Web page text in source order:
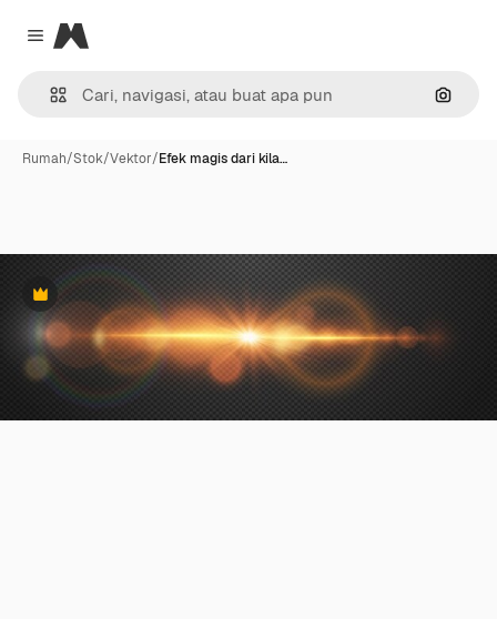
Close menu
Magnific
Rumah/Stok/Vektor/Efek magis dari kila…
Premium